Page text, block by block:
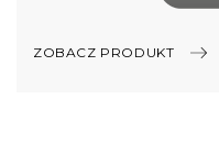
ZOBACZ PRODUKT